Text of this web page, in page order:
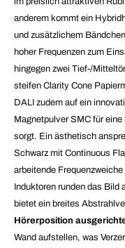
anderem kommt ein
und zusätzlichem
hoher Frequenzen zum
hingegen zwei Tief-/
steifen Clarity Cone
DALI zudem auf ein
Magnetpulver SMC für
sorgt. Ein ästhetisch
Schwarz mit Continuous
arbeitende
Induktoren runden das Bild
bietet ein breites
Hörerposition
Wand aufstellen, was